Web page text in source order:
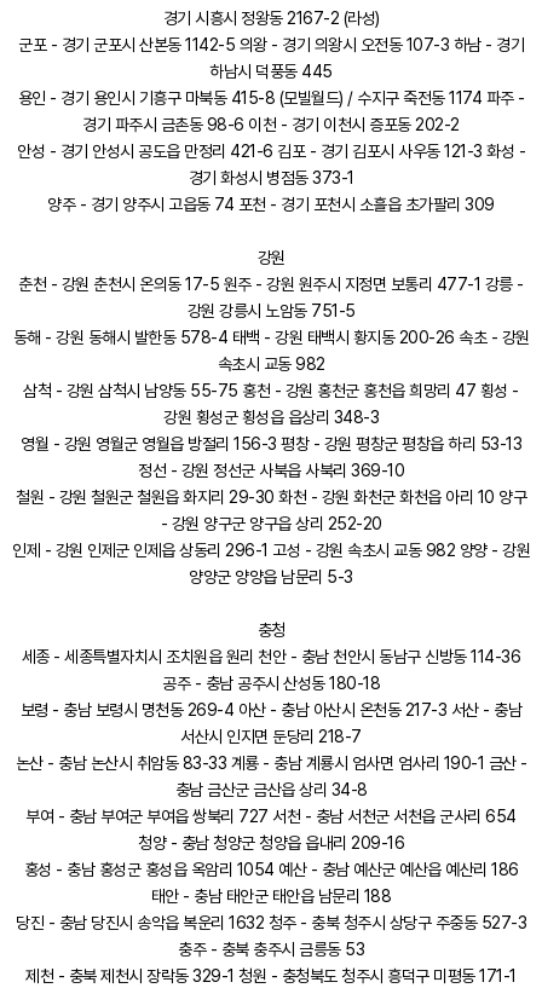
경기 시흥시 정왕동 2167-2 (라성)
군포 - 경기 군포시 산본동 1142-5 의왕 - 경기 의왕시 오전동 107-3 하남 - 경기
하남시 덕풍동 445
용인 - 경기 용인시 기흥구 마북동 415-8 (모빌월드) / 수지구 죽전동 1174 파주 -
경기 파주시 금촌동 98-6 이천 - 경기 이천시 증포동 202-2
안성 - 경기 안성시 공도읍 만정리 421-6 김포 - 경기 김포시 사우동 121-3 화성 -
경기 화성시 병점동 373-1
양주 - 경기 양주시 고읍동 74 포천 - 경기 포천시 소흘읍 초가팔리 309
강원
춘천 - 강원 춘천시 온의동 17-5 원주 - 강원 원주시 지정면 보통리 477-1 강릉 -
강원 강릉시 노암동 751-5
동해 - 강원 동해시 발한동 578-4 태백 - 강원 태백시 황지동 200-26 속초 - 강원
속초시 교동 982
삼척 - 강원 삼척시 남양동 55-75 홍천 - 강원 홍천군 홍천읍 희망리 47 횡성 -
강원 횡성군 횡성읍 읍상리 348-3
영월 - 강원 영월군 영월읍 방절리 156-3 평창 - 강원 평창군 평창읍 하리 53-13
정선 - 강원 정선군 사북읍 사북리 369-10
철원 - 강원 철원군 철원읍 화지리 29-30 화천 - 강원 화천군 화천읍 아리 10 양구
- 강원 양구군 양구읍 상리 252-20
인제 - 강원 인제군 인제읍 상동리 296-1 고성 - 강원 속초시 교동 982 양양 - 강원
양양군 양양읍 남문리 5-3
충청
세종 - 세종특별자치시 조치원읍 원리 천안 - 충남 천안시 동남구 신방동 114-36
공주 - 충남 공주시 산성동 180-18
보령 - 충남 보령시 명천동 269-4 아산 - 충남 아산시 온천동 217-3 서산 - 충남
서산시 인지면 둔당리 218-7
논산 - 충남 논산시 취암동 83-33 계룡 - 충남 계룡시 엄사면 엄사리 190-1 금산 -
충남 금산군 금산읍 상리 34-8
부여 - 충남 부여군 부여읍 쌍북리 727 서천 - 충남 서천군 서천읍 군사리 654
청양 - 충남 청양군 청양읍 읍내리 209-16
홍성 - 충남 홍성군 홍성읍 옥암리 1054 예산 - 충남 예산군 예산읍 예산리 186
태안 - 충남 태안군 태안읍 남문리 188
당진 - 충남 당진시 송악읍 복운리 1632 청주 - 충북 청주시 상당구 주중동 527-3
충주 - 충북 충주시 금릉동 53
제천 - 충북 제천시 장락동 329-1 청원 - 충청북도 청주시 흥덕구 미평동 171-1